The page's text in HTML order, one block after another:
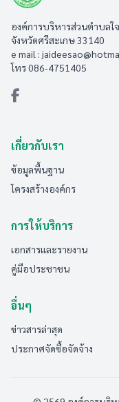
องค์การบริหารส่วนตำบลใ
จังหวัดศรีสะเกษ 33140
e mail :
โทร 086-4751405
เกี่ยวกับเรา
ข้อมูลพื้นฐาน
โครงสร้างองค์กร
การให้บริการ
เอกสารและรายงาน
คู่มือประชาชน
อื่นๆ
ข่าวสารล่าสุด
ประกาศจัดซื้อจัดจ้าง